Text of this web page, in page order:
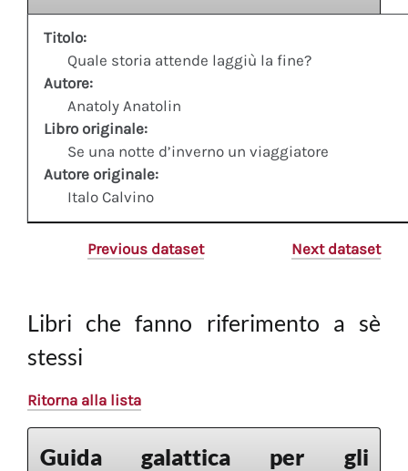
Titolo:
Quale storia attende laggiù la fine?
Autore:
Anatoly Anatolin
Libro originale:
Se una notte d’inverno un viaggiatore
Autore originale:
Italo Calvino
Previous dataset Next dataset
Libri che fanno riferimento a sè
stessi
Ritorna alla lista
Guida galattica per gli